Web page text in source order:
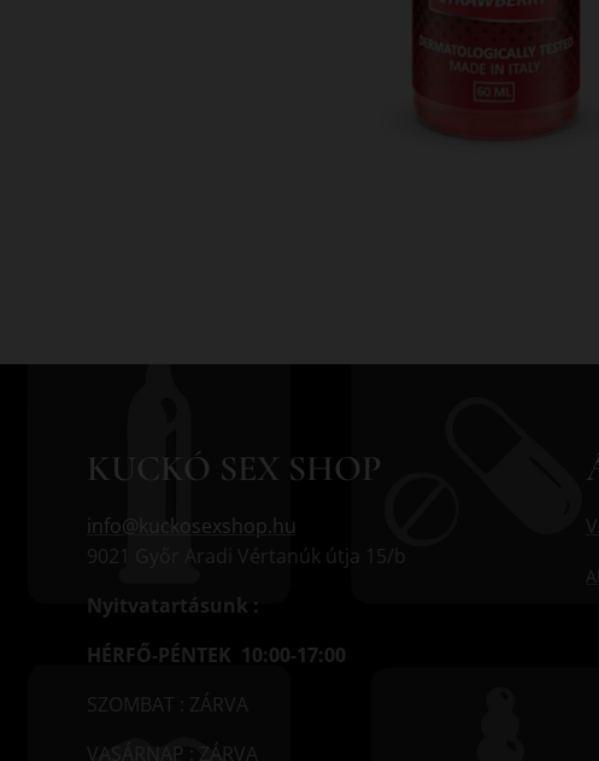
KUCKÓ SEX SHOP
info@kuckosexshop.hu
9021 Győr Aradi Vértanúk útja 15/b
Nyitvatartásunk :
HÉRFŐ-PÉNTEK 10:00-17:00
SZOMBAT : ZÁRVA
VASÁRNAP : ZÁRVA